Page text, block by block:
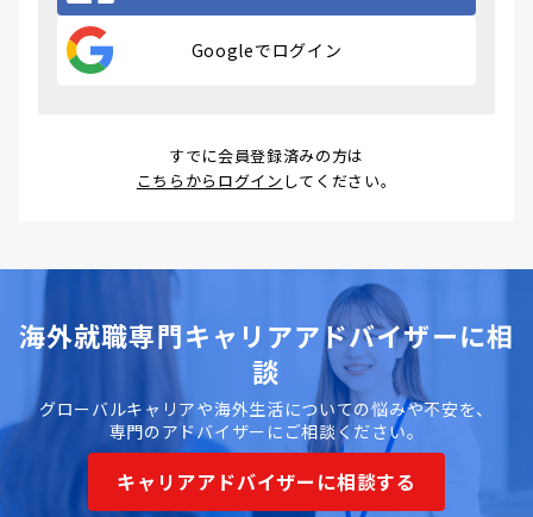
Googleでログイン
すでに会員登録済みの方は
こちらからログイン してください。
海外就職専門キャリアアドバイザーに相
談
グローバルキャリアや海外生活についての悩みや不安を、
専門のアドバイザーにご相談ください。
キャリアアドバイザーに相談する